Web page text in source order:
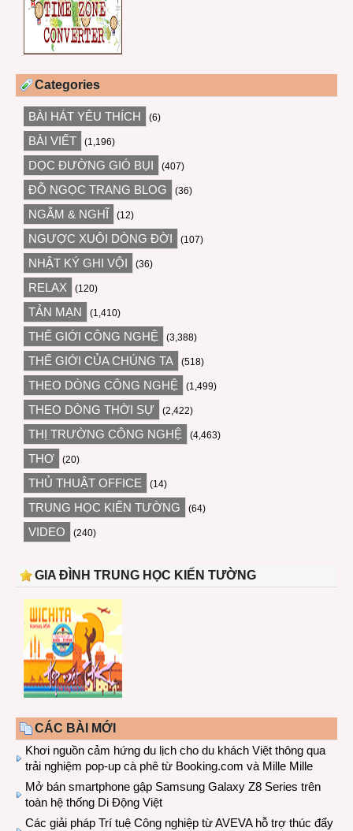
Categories
BÀI HÁT YÊU THÍCH (6)
BÀI VIẾT (1,196)
DỌC ĐƯỜNG GIÓ BỤI (407)
ĐỖ NGỌC TRANG BLOG (36)
NGẪM & NGHĨ (12)
NGƯỢC XUÔI DÒNG ĐỜI (107)
NHẬT KÝ GHI VỘI (36)
RELAX (120)
TẢN MẠN (1,410)
THẾ GIỚI CÔNG NGHỆ (3,388)
THẾ GIỚI CỦA CHÚNG TA (518)
THEO DÒNG CÔNG NGHỆ (1,499)
THEO DÒNG THỜI SỰ (2,422)
THỊ TRƯỜNG CÔNG NGHỆ (4,463)
THƠ (20)
THỦ THUẬT OFFICE (14)
TRUNG HỌC KIẾN TƯỜNG (64)
VIDEO (240)
GIA ĐÌNH TRUNG HỌC KIẾN TƯỜNG
CÁC BÀI MỚI
Khơi nguồn cảm hứng du lịch cho du khách Việt thông qua
trải nghiệm pop-up cà phê từ Booking.com và Mille Mille
Mở bán smartphone gập Samsung Galaxy Z8 Series trên
toàn hệ thống Di Động Việt
Các giải pháp Trí tuệ Công nghiệp từ AVEVA hỗ trợ thúc đẩy